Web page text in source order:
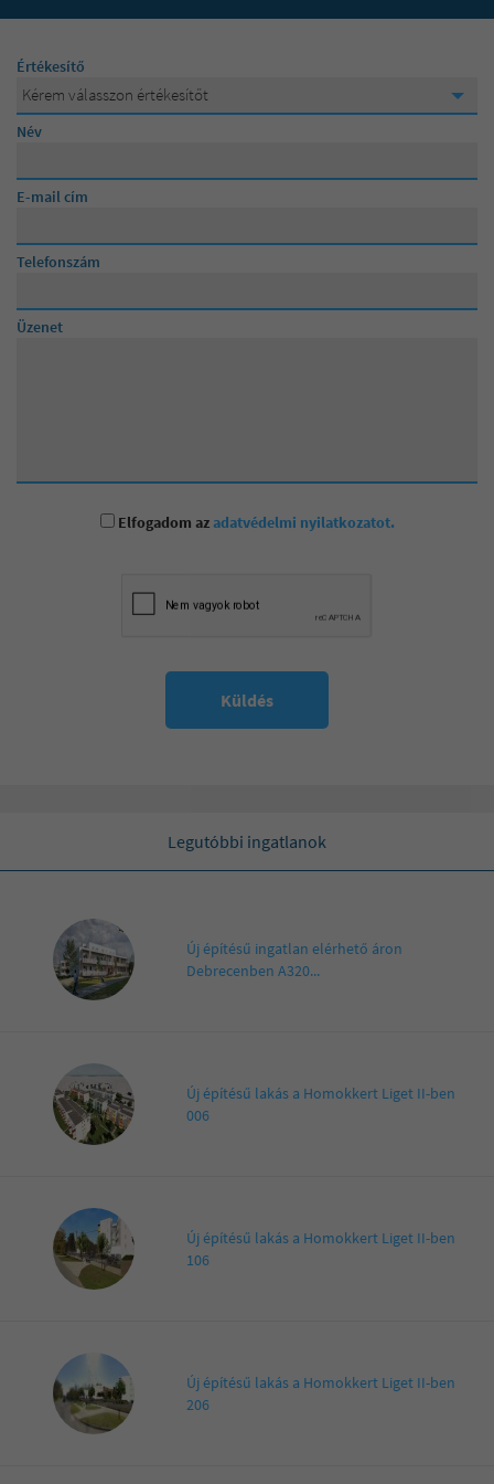
Kérem válasszon értékesítőt
Kérem válasszon értékesítőt
Posta Andrea
Értékesítő
Név
E-mail cím
Telefonszám
Üzenet
Elfogadom az adatvédelmi nyilatkozatot.
Küldés
Legutóbbi ingatlanok
Új építésű ingatlan elérhető áron
Debrecenben A320...
Új építésű lakás a Homokkert Liget II-ben
006
Új építésű lakás a Homokkert Liget II-ben
106
Új építésű lakás a Homokkert Liget II-ben
206